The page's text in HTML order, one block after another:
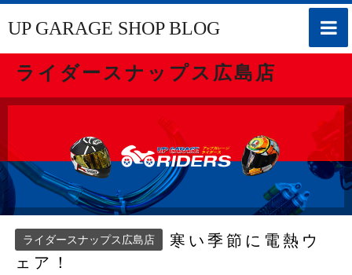
toggle
UP GARAGE SHOP BLOG
ライダースナップス広島店
ライダースナップス広島店
寒い季節に電熱ウ
ェア！